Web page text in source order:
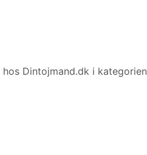
hos Dintojmand.dk i kategorien